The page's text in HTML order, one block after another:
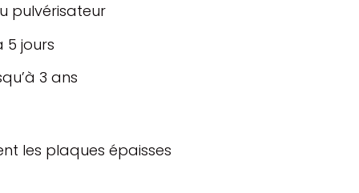
pulvérisateur
5 jours
3 ans
les plaques épaisses